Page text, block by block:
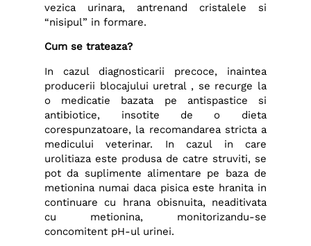
vezica urinara, antrenand cristalele si
“nisipul” in formare.
Cum se trateaza?
In cazul diagnosticarii precoce, inaintea
producerii blocajului uretral , se recurge la
o medicatie bazata pe antispastice si
antibiotice, insotite de o dieta
corespunzatoare, la recomandarea stricta a
medicului veterinar. In cazul in care
urolitiaza este produsa de catre struviti, se
pot da suplimente alimentare pe baza de
metionina numai daca pisica este hranita in
continuare cu hrana obisnuita, neaditivata
cu metionina, monitorizandu-se
concomitent pH-ul urinei.